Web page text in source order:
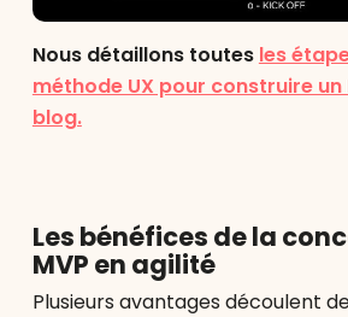
Nous détaillons toutes les
méthode UX pour construire un
blog.
Les bénéfices de la
MVP en agilité
Plusieurs avantages découlent